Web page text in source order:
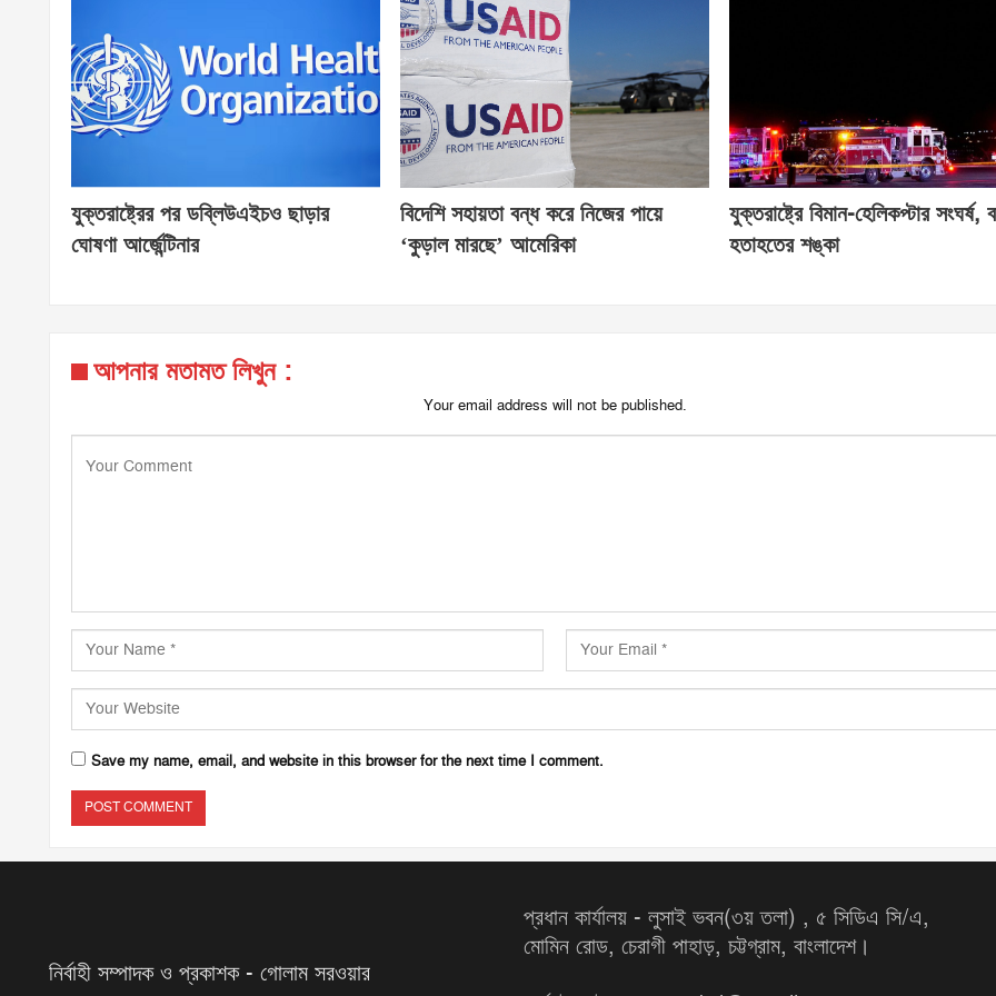
যুক্তরাষ্ট্রের পর ডব্লিউএইচও ছাড়ার
ঘোষণা আর্জেন্টিনার
বিদেশি সহায়তা বন্ধ করে নিজের পায়ে
‘কুড়াল মারছে’ আমেরিকা
যুক্তরাষ্ট্রে বিমান-হেলিকপ্টার সংঘর্ষ,
হতাহতের শঙ্কা
আপনার মতামত লিখুন :
Your email address will not be published.
Save my name, email, and website in this browser for the next time I comment.
নির্বাহী সম্পাদক ও প্রকাশক - গোলাম সরওয়ার
প্রধান কার্যালয় - লুসাই ভবন(৩য় তলা) , ৫ সিডিএ সি/এ,
মোমিন রোড, চেরাগী পাহাড়, চট্টগ্রাম, বাংলাদেশ।